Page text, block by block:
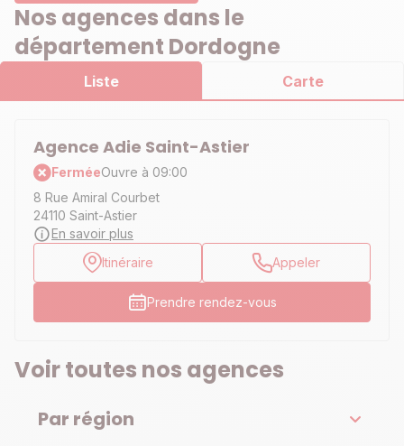
Nos agences dans le
département Dordogne
Liste Carte
Agence Adie Saint-Astier
FerméeOuvre à 09:00
8 Rue Amiral Courbet
24110 Saint-Astier
En savoir plus
Itinéraire
Appeler
Prendre rendez-vous
Voir toutes nos agences
Par région